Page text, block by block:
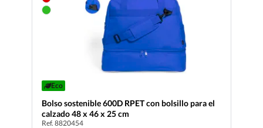
Eco
Bolso sostenible 600D RPET con bolsillo para el
calzado 48 x 46 x 25 cm
Ref. 8820454